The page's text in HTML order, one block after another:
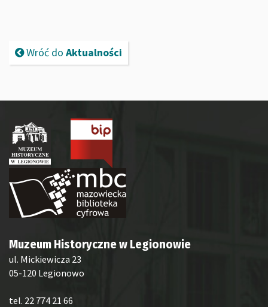
Wróć do Aktualności
Muzeum Historyczne w Legionowie
ul. Mickiewicza 23
05-120 Legionowo
tel. 22 774 21 66